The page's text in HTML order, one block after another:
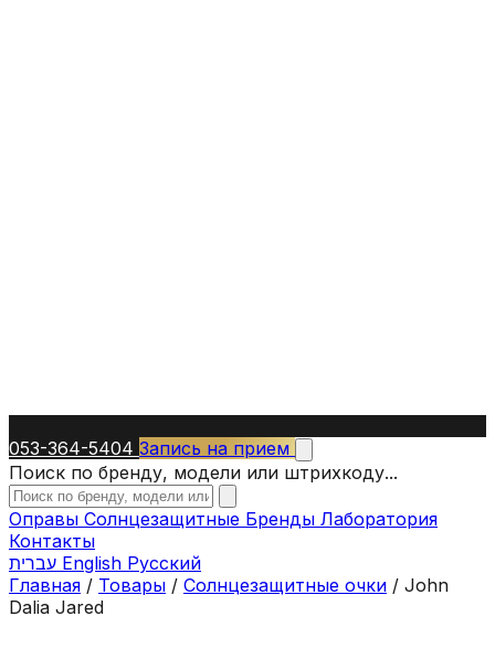
053-364-5404 Запись на прием
Поиск по бренду, модели или штрихкоду...
Оправы Солнцезащитные Бренды Лаборатория
Контакты
English Русский
Главная / Товары / Солнцезащитные очки / John
Dalia Jared